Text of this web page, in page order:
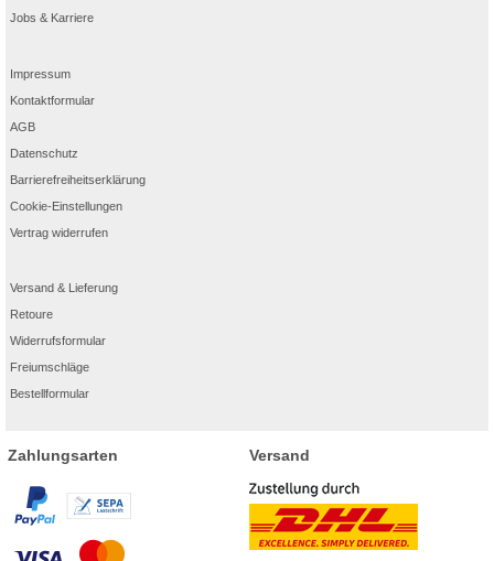
Jobs & Karriere
Impressum
Kontaktformular
AGB
Datenschutz
Barrierefreiheitserklärung
Cookie-Einstellungen
Vertrag widerrufen
Versand & Lieferung
Retoure
Widerrufsformular
Freiumschläge
Bestellformular
Zahlungsarten Versand